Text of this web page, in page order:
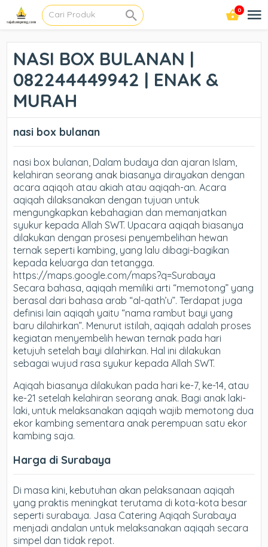
0
NASI BOX BULANAN |
082244449942 | ENAK &
MURAH
nasi box bulanan
nasi box bulanan, Dalam budaya dan ajaran Islam,
kelahiran seorang anak biasanya dirayakan dengan
acara aqiqoh atau akiah atau aqiqah-an. Acara
aqiqah dilaksanakan dengan tujuan untuk
mengungkapkan kebahagian dan memanjatkan
syukur kepada Allah SWT. Upacara aqiqah biasanya
dilakukan dengan prosesi penyembelihan hewan
ternak seperti kambing, yang lalu dibagi-bagikan
kepada keluarga dan tetangga.
https://maps.google.com/maps?q=Surabaya
Secara bahasa, aqiqah memiliki arti “memotong” yang
berasal dari bahasa arab “al-qath’u”. Terdapat juga
definisi lain aqiqah yaitu “nama rambut bayi yang
baru dilahirkan”. Menurut istilah, aqiqah adalah proses
kegiatan menyembelih hewan ternak pada hari
ketujuh setelah bayi dilahirkan. Hal ini dilakukan
sebagai wujud rasa syukur kepada Allah SWT.
Aqiqah biasanya dilakukan pada hari ke-7, ke-14, atau
ke-21 setelah kelahiran seorang anak. Bagi anak laki-
laki, untuk melaksanakan aqiqah wajib memotong dua
ekor kambing sementara anak perempuan satu ekor
kambing saja.
Harga di Surabaya
Di masa kini, kebutuhan akan pelaksanaan aqiqah
yang praktis meningkat terutama di kota-kota besar
seperti surabaya. Jasa Catering Aqiqah Surabaya
menjadi andalan untuk melaksanakan aqiqah secara
simpel dan tidak repot.